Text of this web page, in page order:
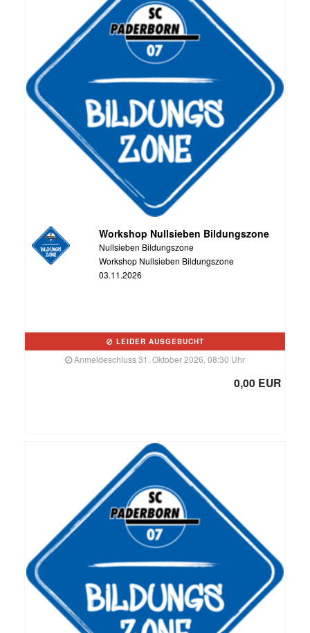
Workshop Nullsieben Bildungszone
Nullsieben Bildungszone
Workshop Nullsieben Bildungszone
03.11.2026
LEIDER AUSGEBUCHT
Anmeldeschluss 31. Oktober 2026, 08:30 Uhr
0,00 EUR